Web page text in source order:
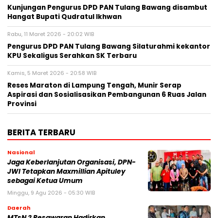
Kunjungan Pengurus DPD PAN Tulang Bawang disambut
Hangat Bupati Qudratul Ikhwan
Rabu, 11 Maret 2026 - 20:02 WIB
Pengurus DPD PAN Tulang Bawang Silaturahmi kekantor
KPU Sekaligus Serahkan SK Terbaru
Kamis, 5 Maret 2026 - 20:58 WIB
Reses Maraton di Lampung Tengah, Munir Serap
Aspirasi dan Sosialisasikan Pembangunan 6 Ruas Jalan
Provinsi
BERITA TERBARU
Nasional
Jaga Keberlanjutan Organisasi, DPN-
JWI Tetapkan Maxmillian Apituley
sebagai Ketua Umum
Minggu, 9 Agu 2026 - 05:30 WIB
Daerah